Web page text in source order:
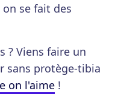
se fait des
? Viens faire un
sans protège-tibia
on l'aime !